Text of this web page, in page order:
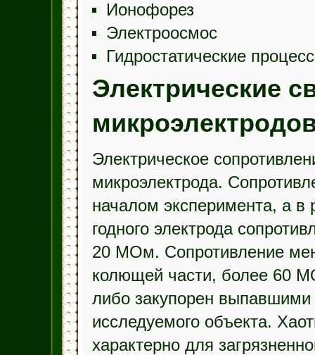
Ионофорез
Электроосмос
Гидростатические
Электрические
Электрическое
микроэлектрода.
началом эксперимента, а
годного электрода
20 МОм. Сопротивление
колющей части, более 60
либо закупорен
исследуемого объекта.
характерно для